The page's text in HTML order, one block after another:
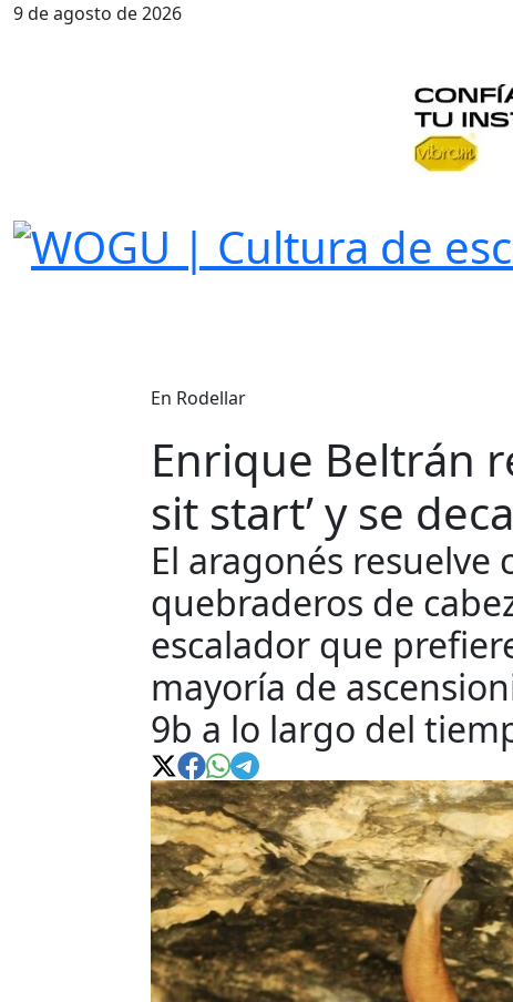
9 de agosto de 2026
En Rodellar
Enrique Beltrán
sit start’ y se
El aragonés resuelve
quebraderos de
escalador que
mayoría de
9b a lo largo del